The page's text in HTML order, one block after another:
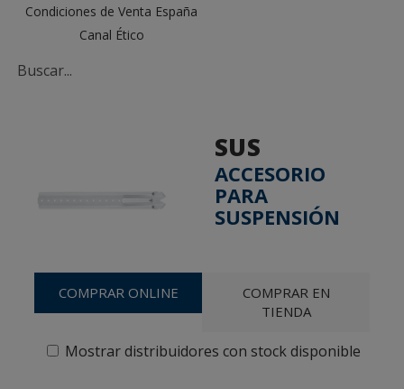
Condiciones de Venta España
Canal Ético
SUS
ACCESORIO
PARA
SUSPENSIÓN
COMPRAR ONLINE
COMPRAR EN
TIENDA
Mostrar distribuidores con stock disponible